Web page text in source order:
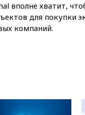
вполне хватит,
для покупки
компаний.